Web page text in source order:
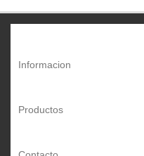
Informacion
Productos